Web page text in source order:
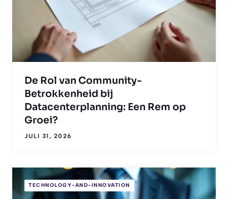
De Rol van Community-
Betrokkenheid bij
Datacenterplanning: Een Rem op
Groei?
JULI 31, 2026
TECHNOLOGY-AND-INNOVATION